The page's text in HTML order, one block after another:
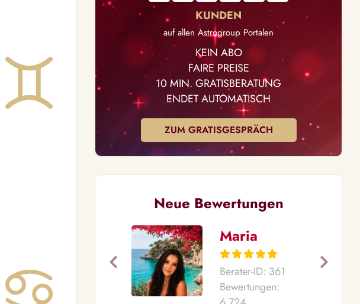
auf allen Astrogroup Portalen
KEIN ABO
FAIRE PREISE
10 MIN. GRATISBERATUNG
ENDET AUTOMATISCH
ZUM GRATISGESPRÄCH
Neue Bewertungen
Maria
Berater-ID: 361
Bewertungen: